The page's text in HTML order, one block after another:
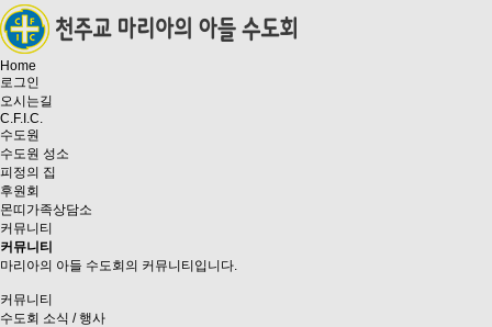
Home
로그인
오시는길
C.F.I.C.
수도원
수도원 성소
피정의 집
후원회
몬띠가족상담소
커뮤니티
커뮤니티
마리아의 아들 수도회의 커뮤니티입니다.
커뮤니티
수도회 소식 / 행사